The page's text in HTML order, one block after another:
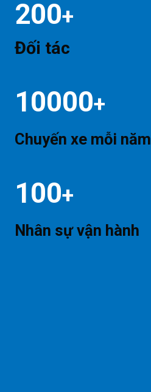
200+
Đối tác
10000+
Chuyến xe mỗi năm
100+
Nhân sự vận hành